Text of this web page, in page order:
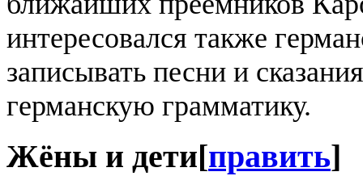
интересовался также
записывать песни и
германскую грамматику.
Жёны и дети [править]